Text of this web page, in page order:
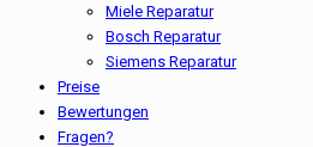
Miele Reparatur
Bosch Reparatur
Siemens Reparatur
Preise
Bewertungen
Fragen?